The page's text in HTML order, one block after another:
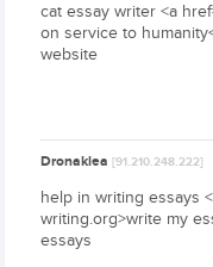
cat essay writer <a
on service to
website
Dronaklea[91.210.248.222]
help in writing essays
writing.org>write my
essays